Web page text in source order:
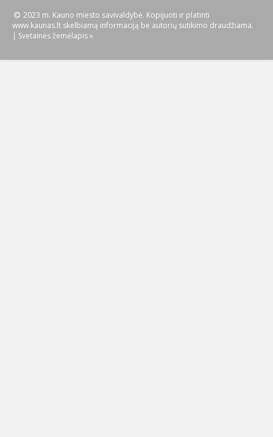
2023 m. Kauno miesto savivaldybė. Kopijuoti ir platinti
www.kaunas.lt skelbiamą informaciją be autorių sutikimo draudžiama.
| Svetainės žemėlapis »